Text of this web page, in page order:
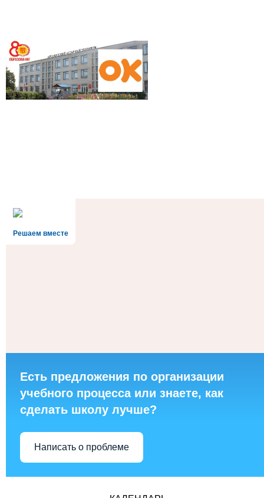
Решаем вместе
Есть предложения по организации
учебного процесса или знаете, как
сделать школу лучше?
Написать о проблеме